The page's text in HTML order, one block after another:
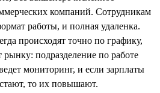
компаний. Сотрудникам
работы, и полная удаленка.
происходят точно по графику,
рынку: подразделение по работе
мониторинг, и если зарплаты
то их повышают.